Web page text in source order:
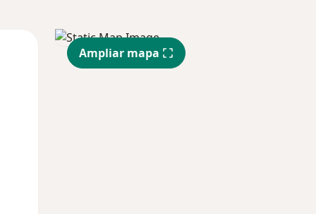
Mié
12 Ago
Jue
13 Ago
Ampliar mapa